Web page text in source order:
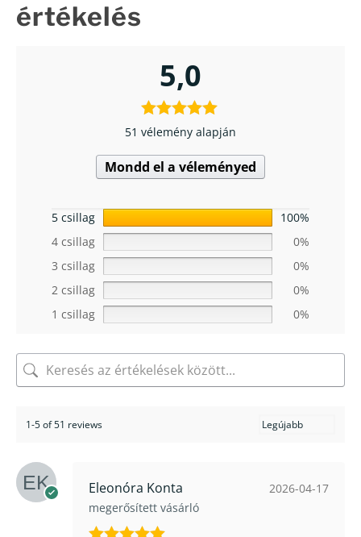
értékelés
5,0
51 vélemény alapján
Mondd el a véleményed
5 csillag
100%
4 csillag
0%
3 csillag
0%
2 csillag
0%
1 csillag
0%
1-5 of 51 reviews
Eleonóra Konta
megerősített vásárló
2026-04-17